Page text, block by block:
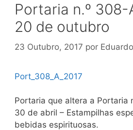
Portaria n.º 308-
20 de outubro
23 Outubro, 2017 por
Port_308_A_2017
Portaria que altera a Portaria
30 de abril – Estampilhas
bebidas espirituosas.